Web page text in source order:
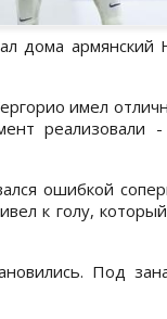
дома армянский
имел
реализовали -
ошибкой
к голу,
Под